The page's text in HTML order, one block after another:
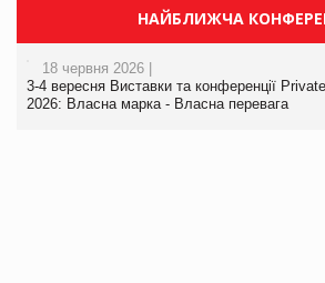
НАЙБЛИЖЧА
18 червня 2026 |
3-4 вересня Виставки та конференції
2026: Власна марка - Власна перевага